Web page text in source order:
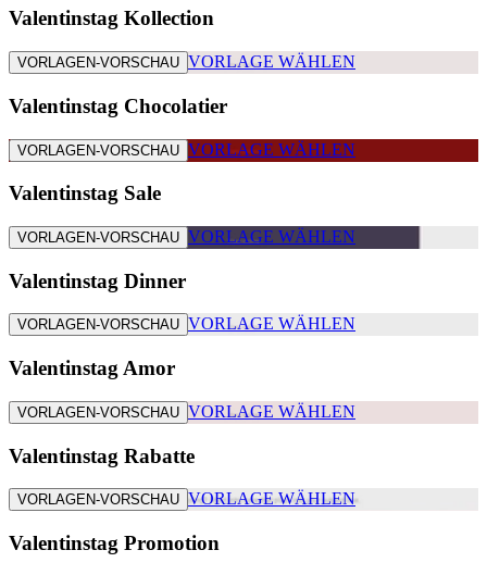
Valentinstag Kollection
VORLAGEN-VORSCHAU VORLAGE WÄHLEN
Valentinstag Chocolatier
VORLAGEN-VORSCHAU VORLAGE WÄHLEN
Valentinstag Sale
VORLAGEN-VORSCHAU VORLAGE WÄHLEN
Valentinstag Dinner
VORLAGEN-VORSCHAU VORLAGE WÄHLEN
Valentinstag Amor
VORLAGEN-VORSCHAU VORLAGE WÄHLEN
Valentinstag Rabatte
VORLAGEN-VORSCHAU VORLAGE WÄHLEN
Valentinstag Promotion